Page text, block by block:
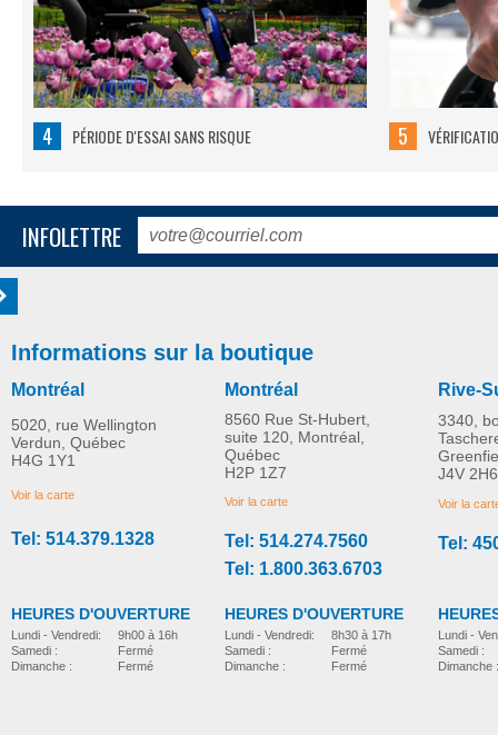
4 PÉRIODE D'ESSAI SANS RISQUE 5
INFOLETTRE
Informations sur la boutique
Montréal
5020, rue Wellington
Verdun, Québec
H4G 1Y1
Voir la carte
Tel: 514.379.1328
HEURES D'OUVERTURE
Lundi - Vendredi:
Samedi :
Dimanche :
9h00 à 16h
Fermé
Fermé
Montréal
8560 Rue St-Hubert,
suite 120, Montréal,
Québec
H2P 1Z7
Voir la carte
Tel: 514.274.7560
Tel: 1.800.363.6703
HEURES D'OUVERTURE
Lundi - Vendredi:
Samedi :
Dimanche :
8h30 à 17h
Fermé
Fermé
Rive-
3340,
J4V 2H6
Voir la
Tel:
Lundi -
Samedi :
Dimanche :